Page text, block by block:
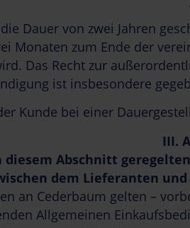
Dauer von zwei Jahren
Monaten zum Ende der
Das Recht zur
ist insbesondere
Kunde bei einer
III.
diesem Abschnitt
dem Lieferanten
an Cederbaum gelten –
Allgemeinen